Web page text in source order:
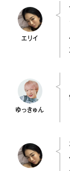
エリイ
ゆっきゅん